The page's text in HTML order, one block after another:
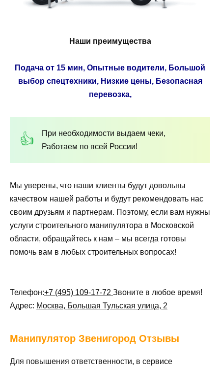
Наши преимущества
Подача от 15 мин, Опытные водители, Большой
выбор спецтехники, Низкие цены, Безопасная
перевозка,
При необходимости выдаем чеки,
Работаем по всей России!
Мы уверены, что наши клиенты будут довольны
качеством нашей работы и будут рекомендовать нас
своим друзьям и партнерам. Поэтому, если вам нужны
услуги строительного манипулятора в Московской
области, обращайтесь к нам – мы всегда готовы
помочь вам в любых строительных вопросах!
Телефон:+7 (495) 109-17-72 Звоните в любое время!
Адрес: Москва, Большая Тульская улица, 2
Манипулятор Звенигород Отзывы
Для повышения ответственности, в сервисе